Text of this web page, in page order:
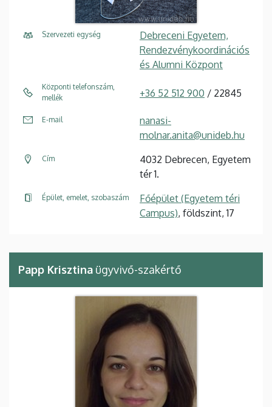
Szervezeti egység
Debreceni Egyetem,
Rendezvénykoordinációs
és Alumni Központ
Központi telefonszám,
mellék
+36 52 512 900 / 22845
E-mail
nanasi-
molnar.anita@unideb.hu
Cím
4032 Debrecen, Egyetem
tér 1.
Épület, emelet, szobaszám
Főépület (Egyetem téri
Campus), földszint, 17
Papp Krisztina ügyvivő-szakértő